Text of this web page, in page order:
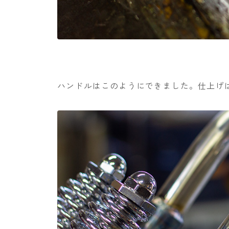
ハンドルはこのようにできました。仕上げ